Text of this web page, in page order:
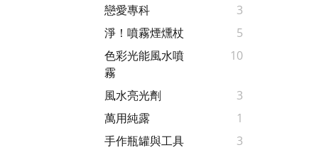
戀愛專科
3
淨！噴霧煙燻杖
5
色彩光能風水噴
霧
10
風水亮光劑
3
萬用純露
1
手作瓶罐與工具
3